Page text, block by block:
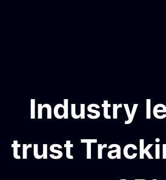
Industry
trust